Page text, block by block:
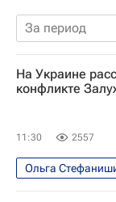
За период
На Украине
конфликте
11:30 2557
Ольга
США